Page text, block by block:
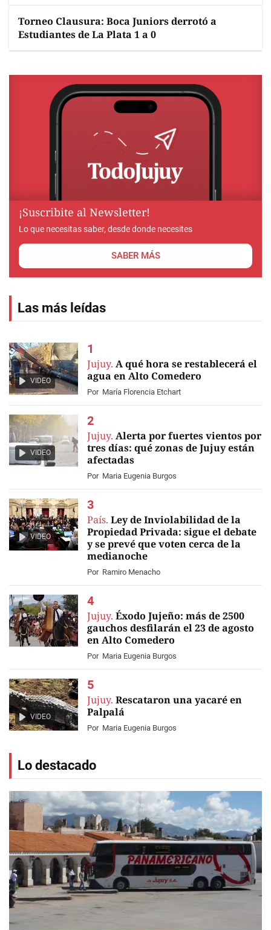
Torneo Clausura: Boca Juniors derrotó a
Estudiantes de La Plata 1 a 0
¡Suscribite al Newsletter!
Lo que necesitas saber, desde donde necesites
SABER MÁS
Las más leídas
VIDEO
Jujuy. A qué hora se restablecerá el
agua en Alto Comedero
Por María Florencia Etchart
VIDEO
Jujuy. Alerta por fuertes vientos por
tres días: qué zonas de Jujuy están
afectadas
Por Maria Eugenia Burgos
VIDEO
País. Ley de Inviolabilidad de la
Propiedad Privada: sigue el debate
y se prevé que voten cerca de la
medianoche
Por Ramiro Menacho
Jujuy. Éxodo Jujeño: más de 2500
gauchos desfilarán el 23 de agosto
en Alto Comedero
Por Maria Eugenia Burgos
VIDEO
Jujuy. Rescataron una yacaré en
Palpalá
Por Maria Eugenia Burgos
Lo destacado